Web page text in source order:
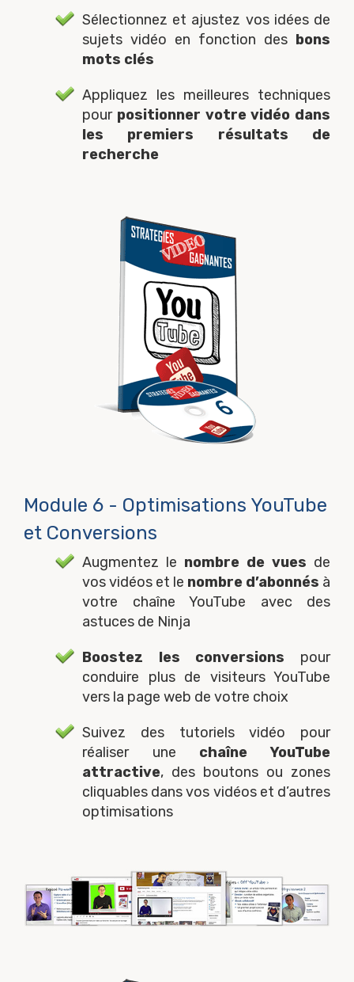
Sélectionnez et ajustez vos idées de
sujets vidéo en fonction des bons
mots clés
Appliquez les meilleures techniques
pour positionner votre vidéo dans
les premiers résultats de
recherche
Module 6 - Optimisations YouTube
et Conversions
Augmentez le nombre de vues de
vos vidéos et le nombre d’abonnés à
votre chaîne YouTube avec des
astuces de Ninja
Boostez les conversions pour
conduire plus de visiteurs YouTube
vers la page web de votre choix
Suivez des tutoriels vidéo pour
réaliser une chaîne YouTube
attractive, des boutons ou zones
cliquables dans vos vidéos et d’autres
optimisations